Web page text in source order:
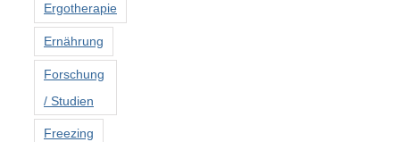
Ergotherapie
Ernährung
Forschung
/ Studien
Freezing